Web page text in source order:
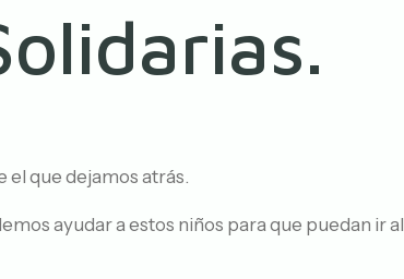
el que dejamos atrás.
ayudar a estos niños para que puedan ir al